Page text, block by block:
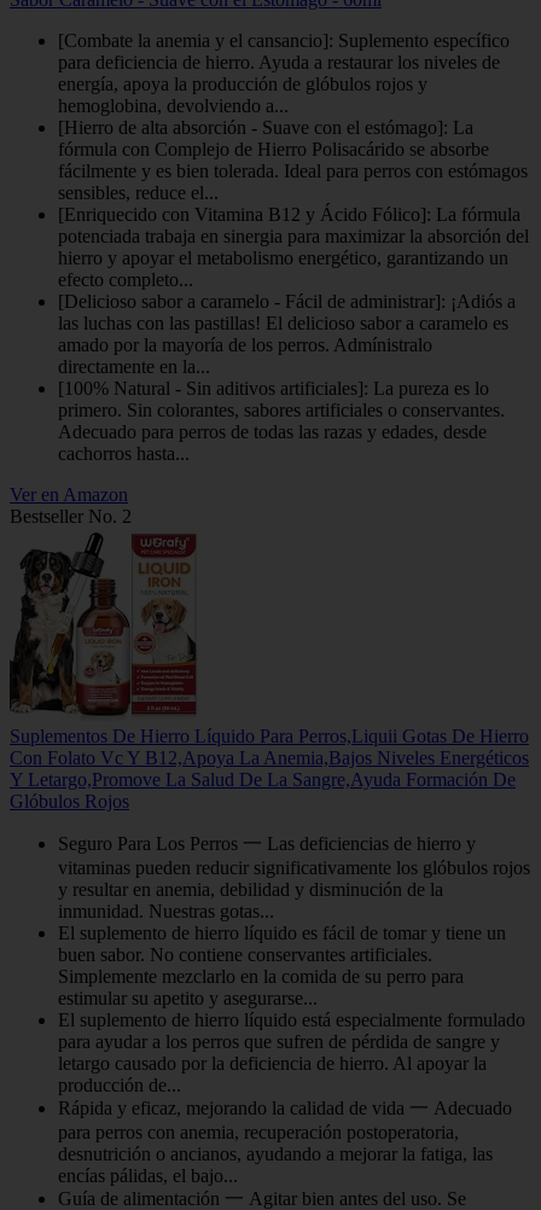
[Combate la anemia y el cansancio]: Suplemento específico
para deficiencia de hierro. Ayuda a restaurar los niveles de
energía, apoya la producción de glóbulos rojos y
hemoglobina, devolviendo a...
[Hierro de alta absorción - Suave con el estómago]: La
fórmula con Complejo de Hierro Polisacárido se absorbe
fácilmente y es bien tolerada. Ideal para perros con estómagos
sensibles, reduce el...
[Enriquecido con Vitamina B12 y Ácido Fólico]: La fórmula
potenciada trabaja en sinergia para maximizar la absorción del
hierro y apoyar el metabolismo energético, garantizando un
efecto completo...
[Delicioso sabor a caramelo - Fácil de administrar]: ¡Adiós a
las luchas con las pastillas! El delicioso sabor a caramelo es
amado por la mayoría de los perros. Admínistralo
directamente en la...
[100% Natural - Sin aditivos artificiales]: La pureza es lo
primero. Sin colorantes, sabores artificiales o conservantes.
Adecuado para perros de todas las razas y edades, desde
cachorros hasta...
Ver en Amazon
Bestseller No. 2
Suplementos De Hierro Líquido Para Perros,Liquii Gotas De Hierro
Con Folato Vc Y B12,Apoya La Anemia,Bajos Niveles Energéticos
Y Letargo,Promove La Salud De La Sangre,Ayuda Formación De
Glóbulos Rojos
Seguro Para Los Perros 一 Las deficiencias de hierro y
vitaminas pueden reducir significativamente los glóbulos rojos
y resultar en anemia, debilidad y disminución de la
inmunidad. Nuestras gotas...
El suplemento de hierro líquido es fácil de tomar y tiene un
buen sabor. No contiene conservantes artificiales.
Simplemente mezclarlo en la comida de su perro para
estimular su apetito y asegurarse...
El suplemento de hierro líquido está especialmente formulado
para ayudar a los perros que sufren de pérdida de sangre y
letargo causado por la deficiencia de hierro. Al apoyar la
producción de...
Rápida y eficaz, mejorando la calidad de vida 一 Adecuado
para perros con anemia, recuperación postoperatoria,
desnutrición o ancianos, ayudando a mejorar la fatiga, las
encías pálidas, el bajo...
Guía de alimentación 一 Agitar bien antes del uso. Se